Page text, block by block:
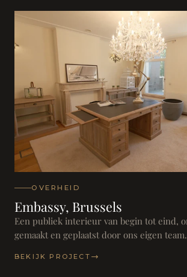
OVERHEID
Embassy, Brussels
Een publiek interieur van begin tot eind,
gemaakt en geplaatst door ons eigen team.
BEKIJK PROJECT